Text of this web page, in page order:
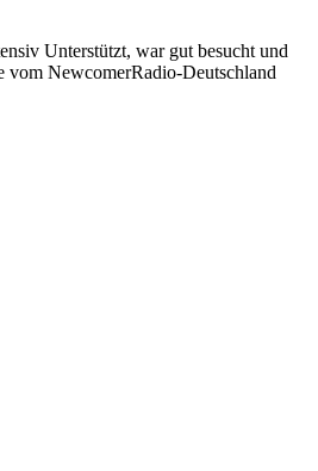
Unterstützt, war gut besucht und
vom NewcomerRadio-Deutschland